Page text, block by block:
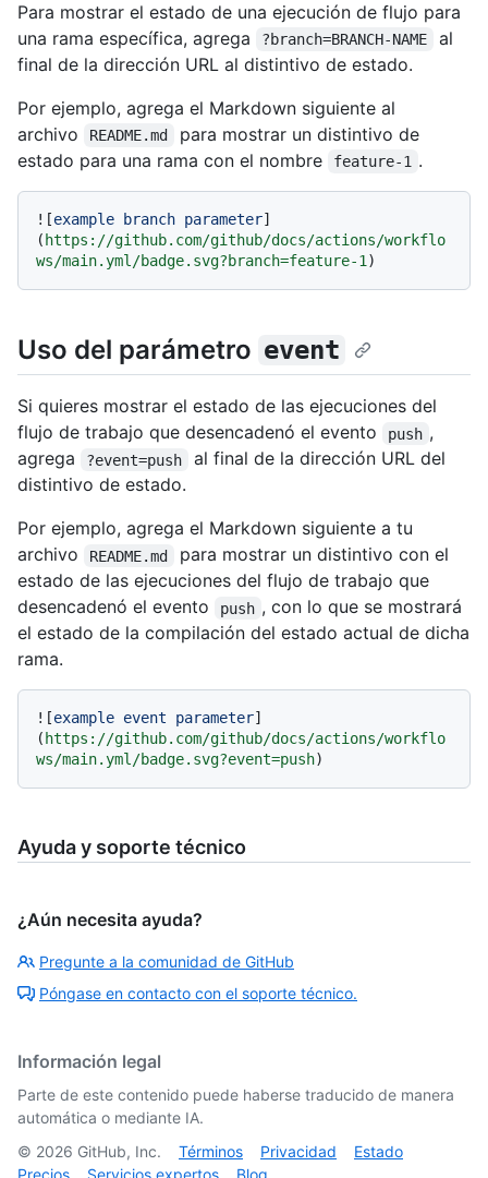
Para mostrar el estado de una ejecución de flujo para
una rama específica, agrega
?branch=BRANCH-NAME
al
final de la dirección URL al distintivo de estado.
Por ejemplo, agrega el Markdown siguiente al
archivo
README.md
para mostrar un distintivo de
estado para una rama con el nombre
feature-1 .
![example branch parameter]
( https://github.com/github/docs/actions/workflo
ws/main.yml/badge.svg?branch=feature-1
Uso del parámetro event
Si quieres mostrar el estado de las ejecuciones del
flujo de trabajo que desencadenó el evento
push ,
agrega
?event=push
al final de la dirección URL del
distintivo de estado.
Por ejemplo, agrega el Markdown siguiente a tu
archivo
README.md
para mostrar un distintivo con el
estado de las ejecuciones del flujo de trabajo que
desencadenó el evento
push , con lo que se mostrará
el estado de la compilación del estado actual de dicha
rama.
![example event parameter]
( https://github.com/github/docs/actions/workflo
ws/main.yml/badge.svg?event=push
Ayuda y soporte técnico
¿Aún necesita ayuda?
Pregunte a la comunidad de GitHub
Póngase en contacto con el soporte técnico.
Información legal
Parte de este contenido puede haberse traducido de manera
automática o mediante IA.
© 2026 GitHub, Inc. Términos Privacidad
Estado